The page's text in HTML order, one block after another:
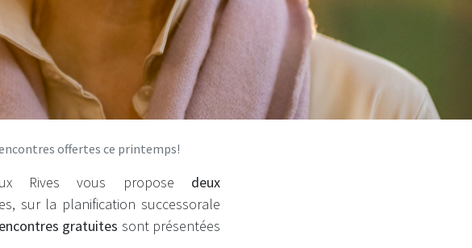
offertes ce printemps!
Rives vous propose deux
sur la planification successorale
gratuites sont présentées